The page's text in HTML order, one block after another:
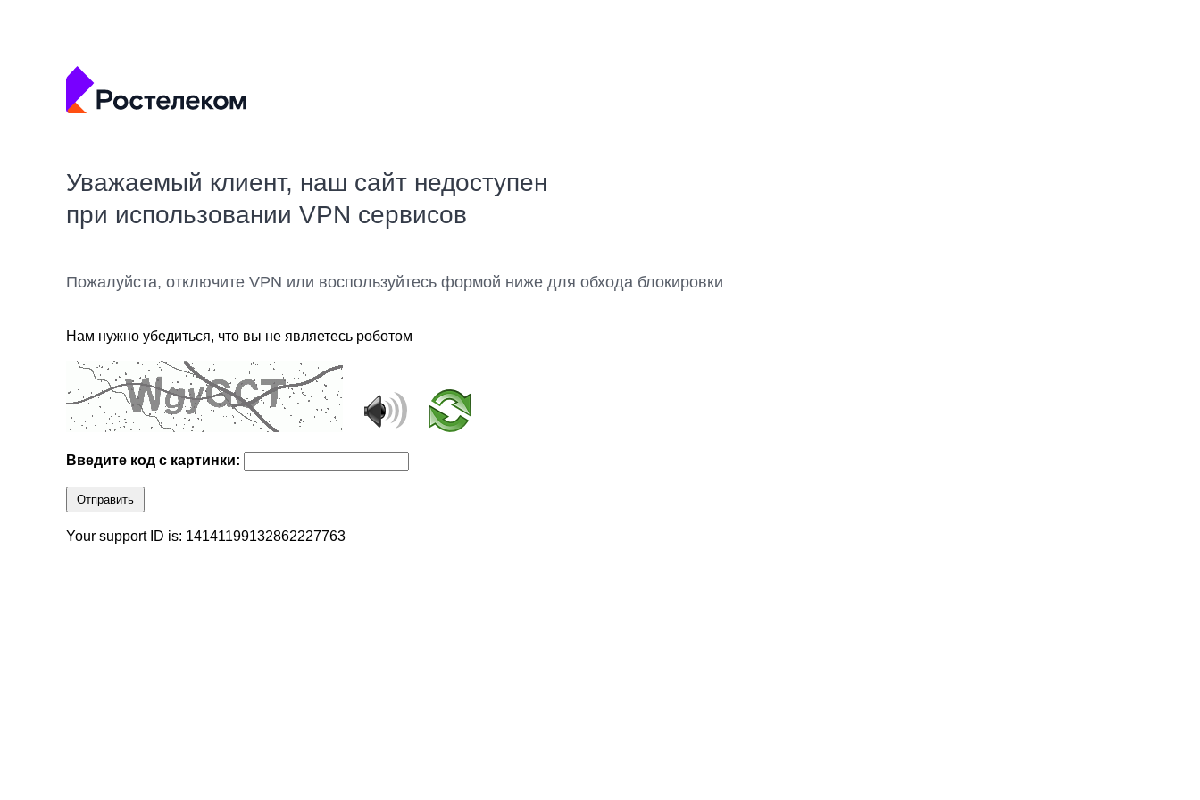
Уважаемый клиент, наш сайт недоступен
при использовании VPN сервисов
Пожалуйста, отключите VPN или воспользуйтесь формой ниже для обхода блокировки
Нам нужно убедиться, что вы не являетесь роботом
Введите код с картинки:
Отправить
Your support ID is: 14141199132862227763